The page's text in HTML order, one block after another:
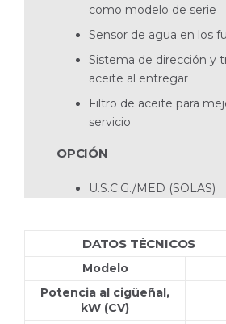
como modelo de serie
Sensor de agua en los
Sistema de dirección y
aceite al entregar
Filtro de aceite para
servicio
OPCIÓN
U.S.C.G./MED (SOLAS)
DATOS TÉCNICOS
Modelo
Potencia al cigüeñal,
kW (CV)